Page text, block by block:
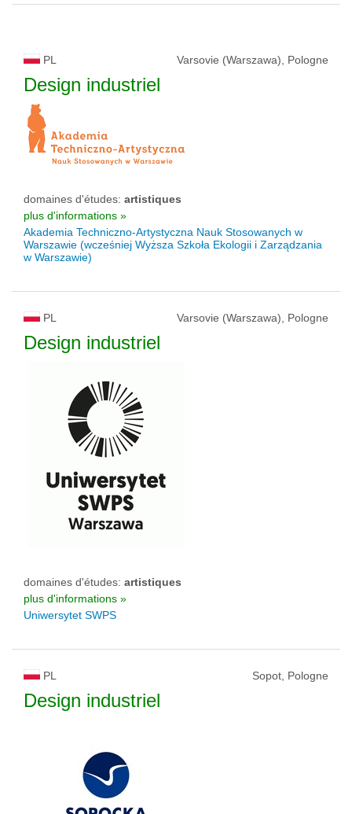
PL Varsovie (Warszawa), Pologne
Design industriel
domaines d'études: artistiques
plus d'informations »
Akademia Techniczno-Artystyczna Nauk Stosowanych w
Warszawie (wcześniej Wyższa Szkoła Ekologii i Zarządzania
w Warszawie)
PL Varsovie (Warszawa), Pologne
Design industriel
domaines d'études: artistiques
plus d'informations »
Uniwersytet SWPS
PL Sopot, Pologne
Design industriel